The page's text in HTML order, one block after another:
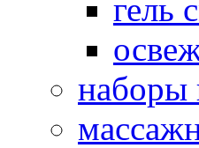
гель
наборы